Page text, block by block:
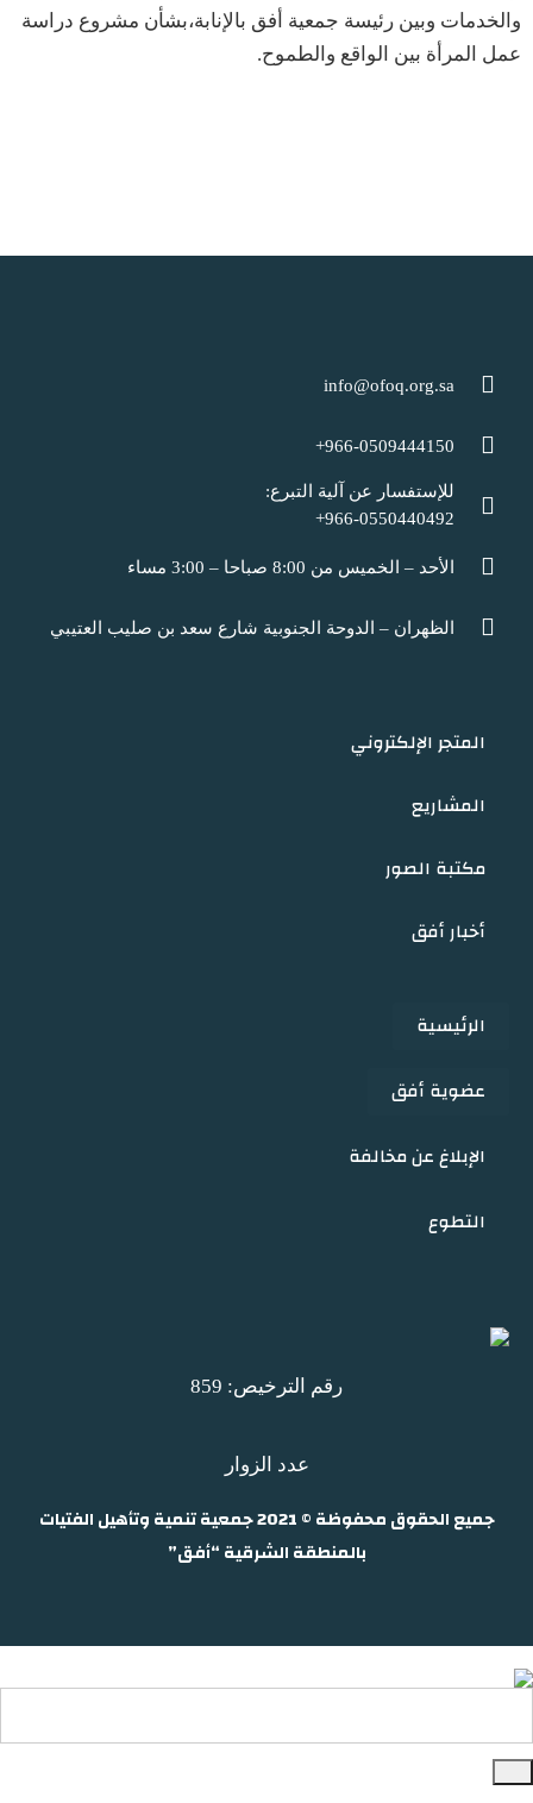
والخدمات وبين رئيسة جمعية أفق بالإنابة،بشأن مشروع دراسة
عمل المرأة بين الواقع والطموح.
info@ofoq.org.sa
966-0509444150+
للإستفسار عن آلية التبرع:
966-0550440492+
الأحد – الخميس من 8:00 صباحا – 3:00 مساء
الظهران – الدوحة الجنوبية شارع سعد بن صليب العتيبي
المتجر الإلكتروني
المشاريع
مكتبة الصور
أخبار أفق
الرئيسية
عضوية أفق
الإبلاغ عن مخالفة
التطوع
رقم الترخيص: 859
عدد الزوار
جميع الحقوق محفوظة © 2021 جمعية تنمية وتأهيل الفتيات
بالمنطقة الشرقية “أفق”